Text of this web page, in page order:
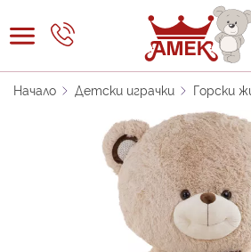
към
съдържанието
Начало Детски играчки Горски